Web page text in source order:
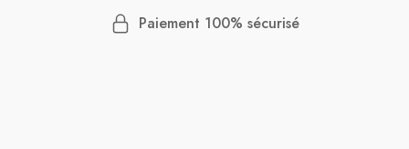
Paiement 100% sécurisé